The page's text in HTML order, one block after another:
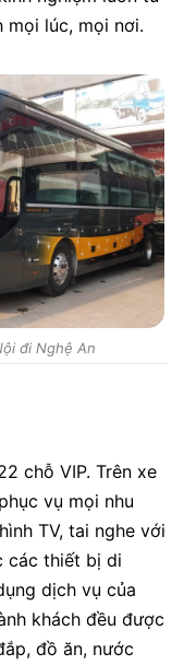
mọi lúc, mọi nơi.
đi Nghệ An
chỗ VIP. Trên xe
vụ mọi nhu
TV, tai nghe với
các thiết bị di
dịch vụ của
khách đều được
đồ ăn, nước